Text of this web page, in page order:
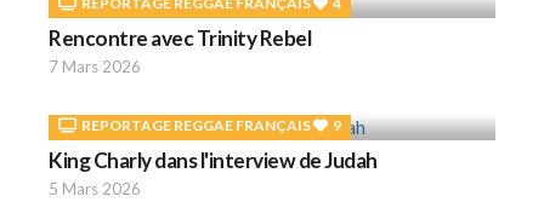
Rencontre avec Trinity Rebel
7 Mars 2026
REPORTAGE REGGAE FRANÇAIS 9
King Charly dans l'interview de Judah
5 Mars 2026